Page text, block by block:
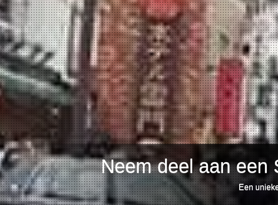
Neem deel aan een
Een